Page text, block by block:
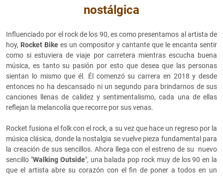
nostálgica
Influenciado por el rock de los 90, es como presentamos al artista de
hoy, Rocket Bike es un compositor y cantante que le encanta sentir
como si estuviera de viaje por carretera mientras escucha buena
música, es tanto su pasión por esto que desea que las personas
sientan lo mismo que él. Él comenzó su carrera en 2018 y desde
entonces no ha descansado ni un segundo para brindarnos de sus
canciones llenas de calidez y sentimentalismo, cada una de ellas
reflejan la melancolía que recorre por sus venas.
Rocket fusiona el folk con el rock, a su vez que hace un regreso por la
música clásica, donde la nostalgia se vuelve pieza fundamental para
la creación de sus sencillos. Ahora llega con el estreno de su nuevo
sencillo "Walking Outside", una balada pop rock muy de los 90 en la
que el artista abre su corazón con el fin de poner a todos en un